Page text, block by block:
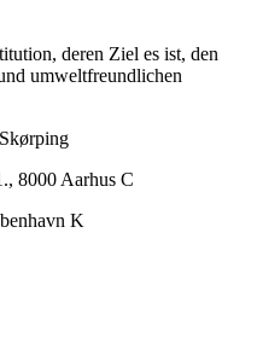
deren Ziel es ist, den
umweltfreundlichen
8000 Aarhus C
K